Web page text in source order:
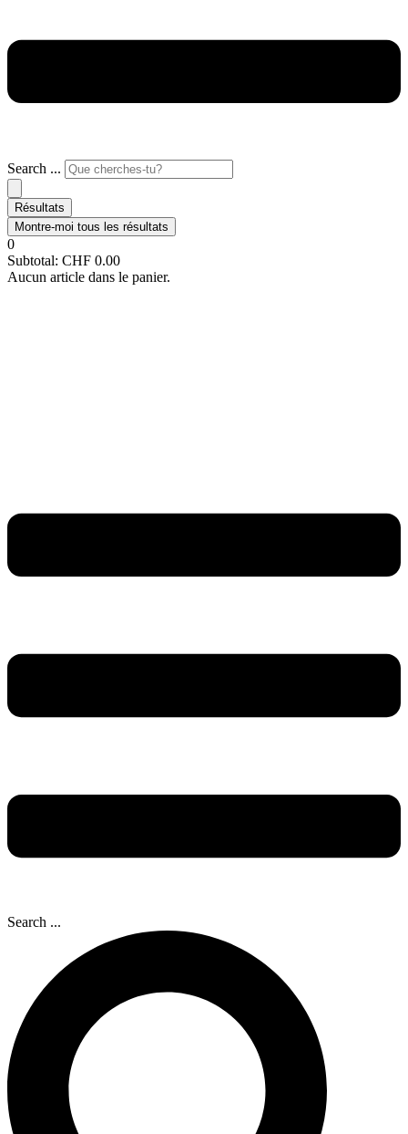
Search ...
Résultats
Montre-moi tous les résultats
0
Subtotal: CHF 0.00
Aucun article dans le panier.
Search ...